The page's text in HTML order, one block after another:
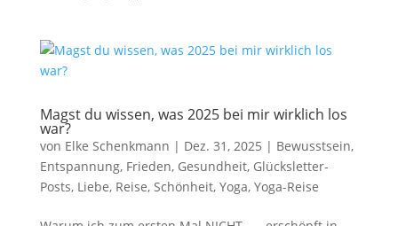
Magst du wissen, was 2025 bei mir wirklich los
war?
von Elke Schenkmann | Dez. 31, 2025 | Bewusstsein,
Entspannung, Frieden, Gesundheit, Glücksletter-
Posts, Liebe, Reise, Schönheit, Yoga, Yoga-Reise